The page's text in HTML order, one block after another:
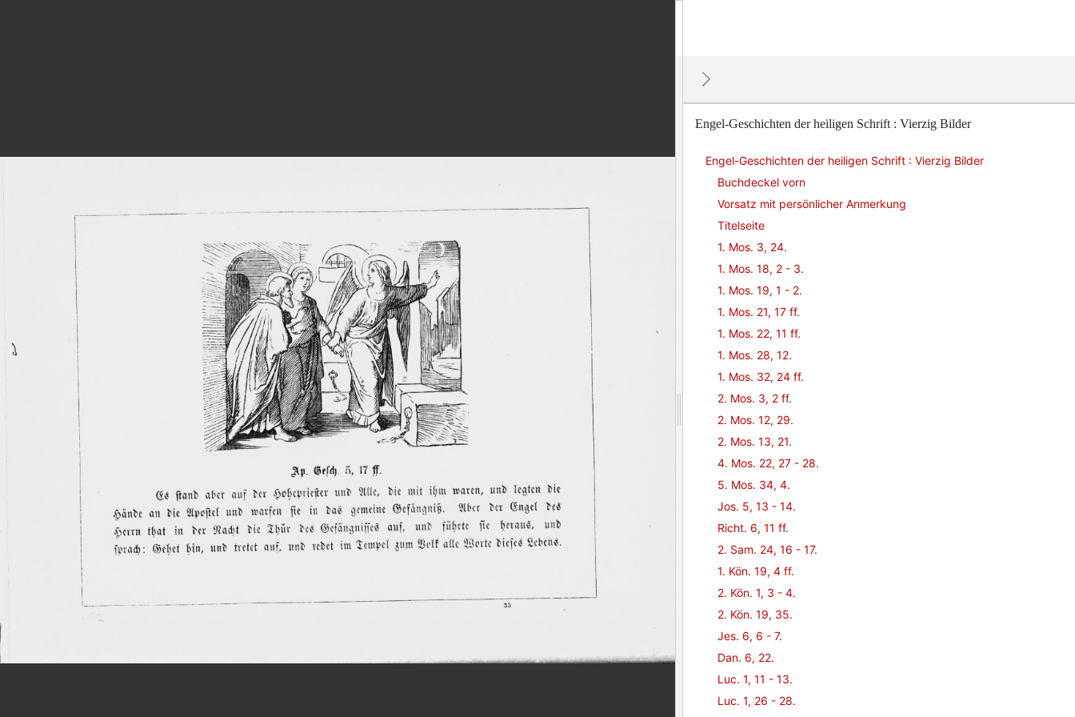
Engel-Geschichten der heiligen Schrift : Vierzig Bilder
Engel-Geschichten der heiligen Schrift : Vierzig Bilder
Buchdeckel vorn
Vorsatz mit persönlicher Anmerkung
Titelseite
1. Mos. 3, 24.
1. Mos. 18, 2 - 3.
1. Mos. 19, 1 - 2.
1. Mos. 21, 17 ff.
1. Mos. 22, 11 ff.
1. Mos. 28, 12.
1. Mos. 32, 24 ff.
2. Mos. 3, 2 ff.
2. Mos. 12, 29.
2. Mos. 13, 21.
4. Mos. 22, 27 - 28.
5. Mos. 34, 4.
Jos. 5, 13 - 14.
Richt. 6, 11 ff.
2. Sam. 24, 16 - 17.
1. Kön. 19, 4 ff.
2. Kön. 1, 3 - 4.
2. Kön. 19, 35.
Jes. 6, 6 - 7.
Dan. 6, 22.
Luc. 1, 11 - 13.
Luc. 1, 26 - 28.